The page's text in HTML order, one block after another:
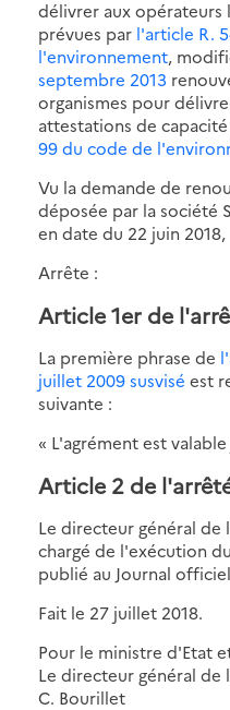
délivrer aux opérateurs
prévues par l'article R.
l'environnement,
septembre 2013
organismes pour
attestations de
99 du code de
Vu la demande de
déposée par la société
en date du 22 juin 2018,
Arrête :
Article 1er de
La première phrase de
juillet 2009 susvisé est
suivante :
« L'agrément est
Article 2 de
Le directeur général de
chargé de l'exécution
publié au Journal
Fait le 27 juillet 2018.
Pour le ministre d'Etat
Le directeur général de
C. Bourillet